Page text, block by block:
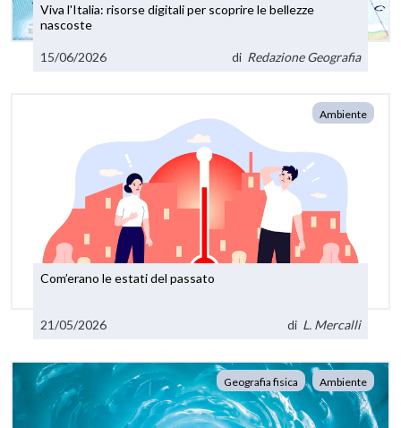
Viva l'Italia: risorse digitali per scoprire le bellezze
nascoste
15/06/2026 di Redazione Geografia
Ambiente
Com’erano le estati del passato
21/05/2026 di L. Mercalli
Geografia fisica Ambiente